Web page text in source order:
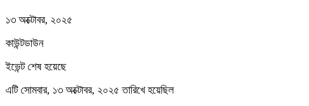
১৩ অক্টোবর, ২০২৫
কাউন্টডাউন
ইভেন্ট শেষ হয়েছে
এটি সোমবার, ১৩ অক্টোবর, ২০২৫ তারিখে হয়েছিল